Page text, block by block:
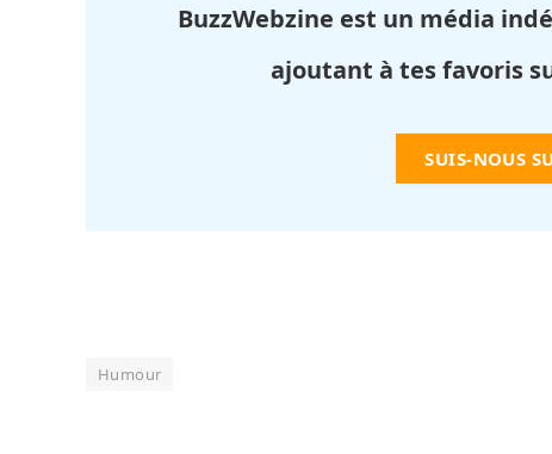
BuzzWebzine est un média
ajoutant à tes favoris
SUIS-NOUS
Humour